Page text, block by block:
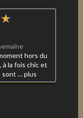
hors du
à la fois chic et
sont … plus